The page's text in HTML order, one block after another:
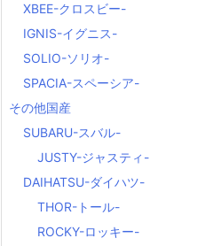
XBEE-クロスビー-
IGNIS-イグニス-
SOLIO-ソリオ-
SPACIA-スペーシア-
その他国産
SUBARU-スバル-
JUSTY-ジャスティ-
DAIHATSU-ダイハツ-
THOR-トール-
ROCKY-ロッキー-